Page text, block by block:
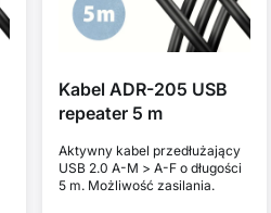
Kabel ADR-205 USB
repeater 5 m
Aktywny kabel przedłużający
USB 2.0 A-M > A-F o długości
5 m. Możliwość zasilania.